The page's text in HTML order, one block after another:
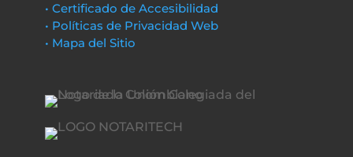
• Certificado de Accesibilidad
• Políticas de Privacidad Web
• Mapa del Sitio